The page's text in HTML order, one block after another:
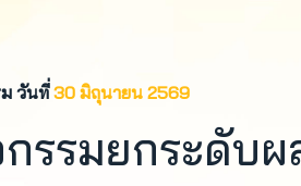
ม วันที่30 มิถุนายน 2569
รรมยกระดับผ